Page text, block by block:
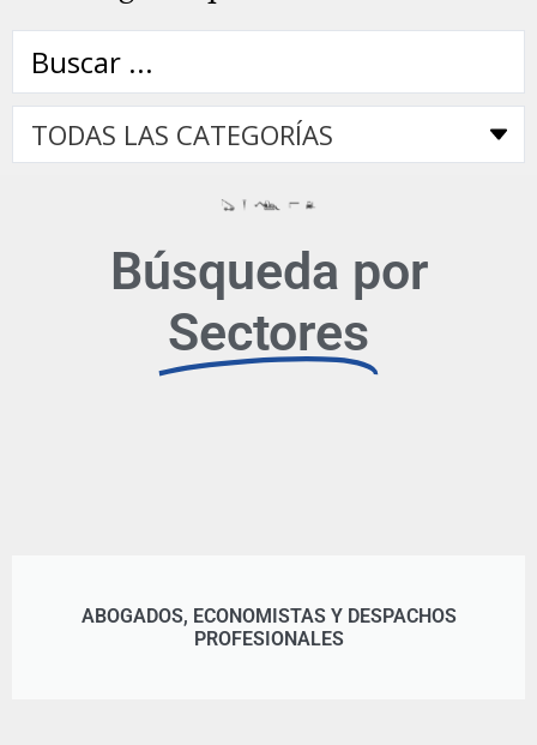
Búsqueda por
Sectores
ABOGADOS, ECONOMISTAS Y DESPACHOS
PROFESIONALES